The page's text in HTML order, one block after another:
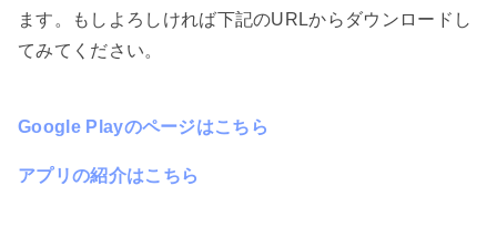
ます。もしよろしければ下記のURLからダウンロードし
てみてください。
Google Playのページはこちら
アプリの紹介はこちら